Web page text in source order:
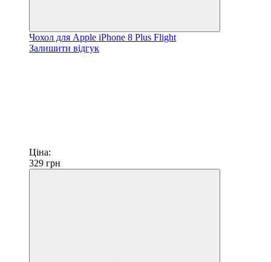
Чохол для Apple iPhone 8 Plus Flight
Залишити відгук
Ціна:
329 грн